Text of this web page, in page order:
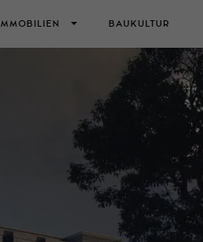
IMMOBILIEN BAUKULTUR